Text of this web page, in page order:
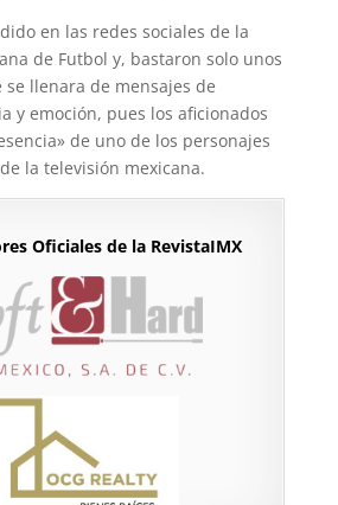
en las redes sociales de la
de Futbol y, bastaron solo unos
llenara de mensajes de
y emoción, pues los aficionados
de uno de los personajes
la televisión mexicana.
Oficiales de la RevistaIMX